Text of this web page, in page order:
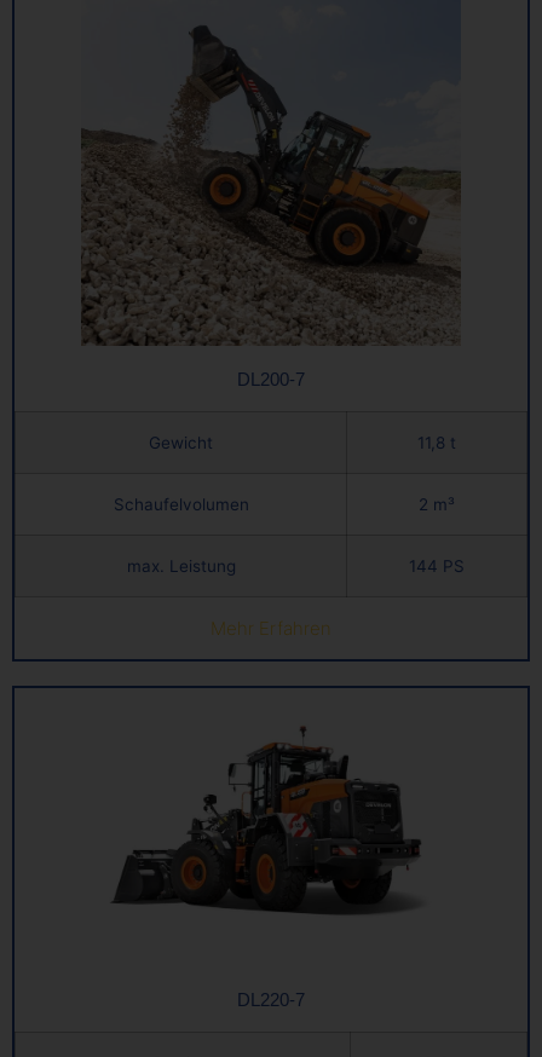
DL200-7
Gewicht 11,8 t
Schaufelvolumen 2 m³
max. Leistung 144 PS
Mehr Erfahren
DL220-7